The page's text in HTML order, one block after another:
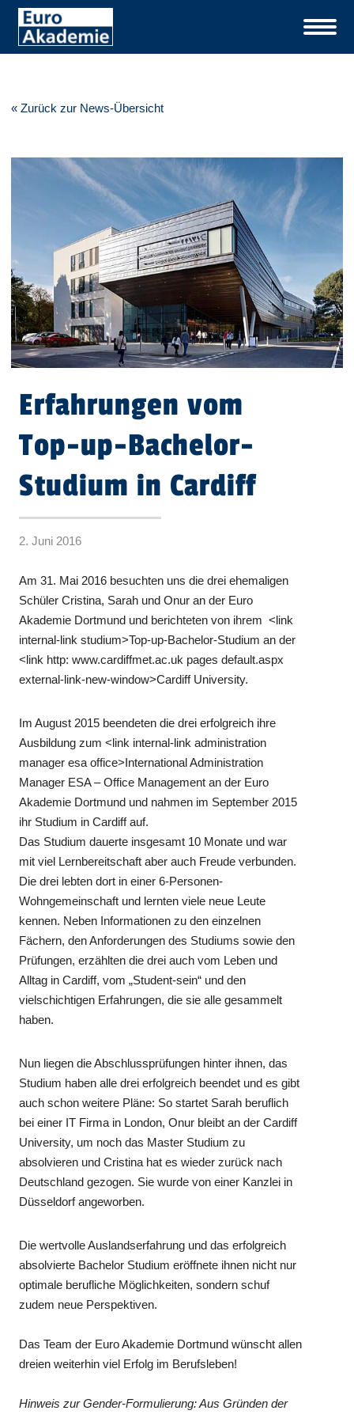
« Zurück zur News-Übersicht
Erfahrungen vom
Top-up-Bachelor-
Studium in Cardiff
2. Juni 2016
Am 31. Mai 2016 besuchten uns die drei ehemaligen
Schüler Cristina, Sarah und Onur an der Euro
Akademie Dortmund und berichteten von ihrem <link
internal-link studium>Top-up-Bachelor-Studium an der
<link http: www.cardiffmet.ac.uk pages default.aspx
external-link-new-window>Cardiff University.
Im August 2015 beendeten die drei erfolgreich ihre
Ausbildung zum <link internal-link administration
manager esa office>International Administration
Manager ESA – Office Management an der Euro
Akademie Dortmund und nahmen im September 2015
ihr Studium in Cardiff auf.
Das Studium dauerte insgesamt 10 Monate und war
mit viel Lernbereitschaft aber auch Freude verbunden.
Die drei lebten dort in einer 6-Personen-
Wohngemeinschaft und lernten viele neue Leute
kennen. Neben Informationen zu den einzelnen
Fächern, den Anforderungen des Studiums sowie den
Prüfungen, erzählten die drei auch vom Leben und
Alltag in Cardiff, vom „Student-sein“ und den
vielschichtigen Erfahrungen, die sie alle gesammelt
haben.
Nun liegen die Abschlussprüfungen hinter ihnen, das
Studium haben alle drei erfolgreich beendet und es gibt
auch schon weitere Pläne: So startet Sarah beruflich
bei einer IT Firma in London, Onur bleibt an der Cardiff
University, um noch das Master Studium zu
absolvieren und Cristina hat es wieder zurück nach
Deutschland gezogen. Sie wurde von einer Kanzlei in
Düsseldorf angeworben.
Die wertvolle Auslandserfahrung und das erfolgreich
absolvierte Bachelor Studium eröffnete ihnen nicht nur
optimale berufliche Möglichkeiten, sondern schuf
zudem neue Perspektiven.
Das Team der Euro Akademie Dortmund wünscht allen
dreien weiterhin viel Erfolg im Berufsleben!
Hinweis zur Gender-Formulierung: Aus Gründen der